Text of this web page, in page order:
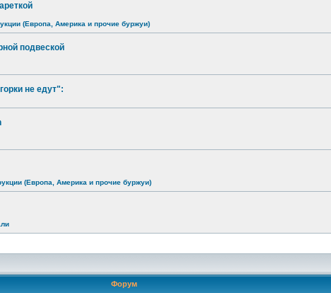
(Европа, Америка и прочие буржуи)
подвеской
не едут":
(Европа, Америка и прочие буржуи)
Форум